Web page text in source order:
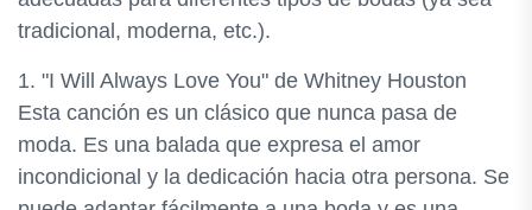
tradicional, moderna, etc.).
1. "I Will Always Love You" de Whitney Houston
Esta canción es un clásico que nunca pasa de
moda. Es una balada que expresa el amor
incondicional y la dedicación hacia otra persona. Se